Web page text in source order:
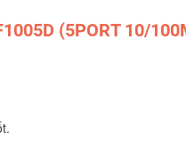
(5PORT 10/